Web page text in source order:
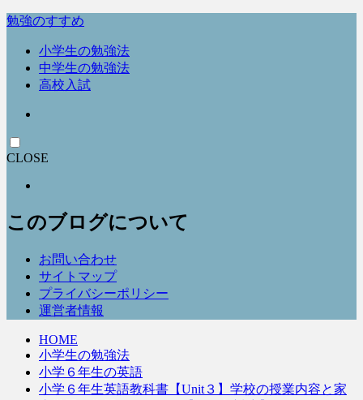
勉強のすすめ
小学生の勉強法
中学生の勉強法
高校入試
CLOSE
このブログについて
お問い合わせ
サイトマップ
プライバシーポリシー
運営者情報
HOME
小学生の勉強法
小学６年生の英語
小学６年生英語教科書【Unit３】学校の授業内容と家